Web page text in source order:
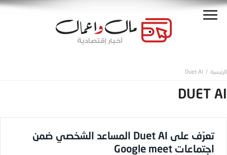
Duet AI
DUET AI
تعرّف على Duet AI المساعد الشخصي ضمن
اجتماعات Google meet